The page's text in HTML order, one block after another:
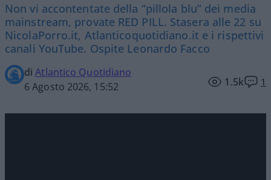
Non vi accontentate della “pillola blu” dei media
mainstream, provate RED PILL. Stasera alle 22 su
NicolaPorro.it, Atlanticoquotidiano.it e i rispettivi
canali YouTube. Ospite Leonardo Facco
diAtlantico Quotidiano
6 Agosto 2026, 15:52
1.5k 1